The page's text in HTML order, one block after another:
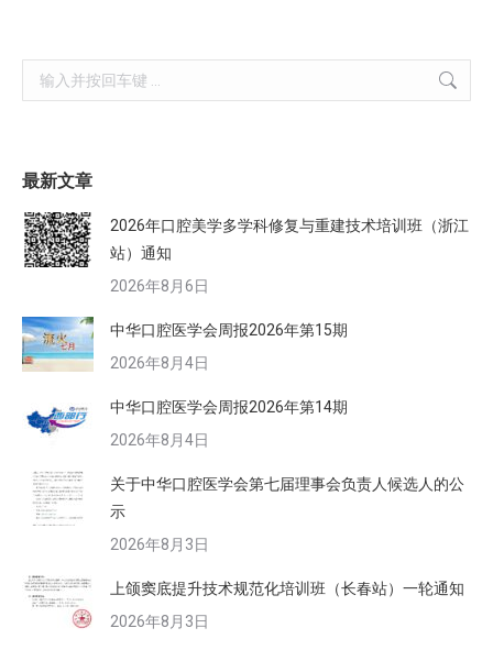
Search:
最新文章
2026年口腔美学多学科修复与重建技术培训班（浙江
站）通知
2026年8月6日
中华口腔医学会周报2026年第15期
2026年8月4日
中华口腔医学会周报2026年第14期
2026年8月4日
关于中华口腔医学会第七届理事会负责人候选人的公
示
2026年8月3日
上颌窦底提升技术规范化培训班（长春站）一轮通知
2026年8月3日